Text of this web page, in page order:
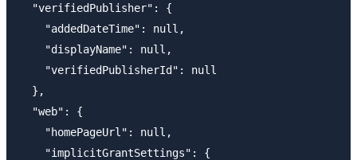
  "verifiedPublisher": {
    "addedDateTime": null,
    "displayName": null,
    "verifiedPublisherId": null
  },
  "web": {
    "homePageUrl": null,
    "implicitGrantSettings": {